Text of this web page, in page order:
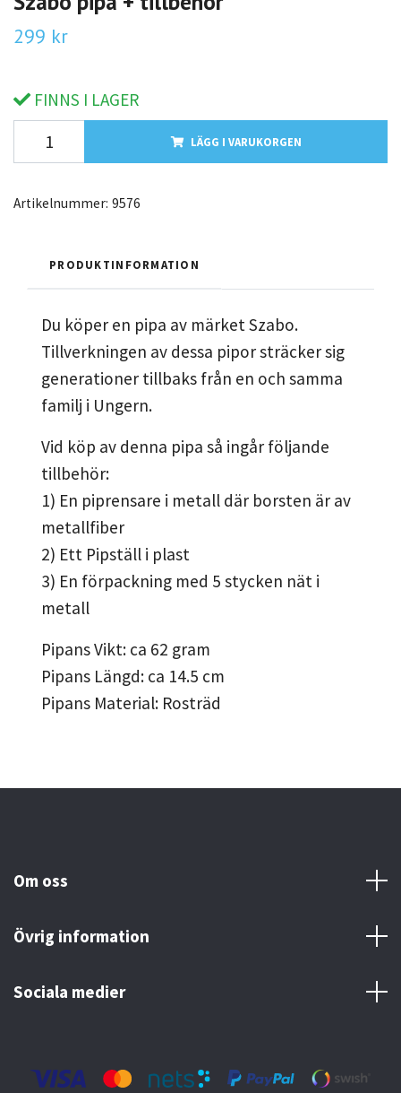
299 kr
FINNS I LAGER
LÄGG I VARUKORGEN
Artikelnummer: 9576
PRODUKTINFORMATION
Du köper en pipa av märket Szabo.
Tillverkningen av dessa pipor sträcker sig
generationer tillbaks från en och samma
familj i Ungern.
Vid köp av denna pipa så ingår följande
tillbehör:
1) En piprensare i metall där borsten är av
metallfiber
2) Ett Pipställ i plast
3) En förpackning med 5 stycken nät i
metall
Pipans Vikt: ca 62 gram
Pipans Längd: ca 14.5 cm
Pipans Material: Rosträd
Om oss
Övrig information
Sociala medier